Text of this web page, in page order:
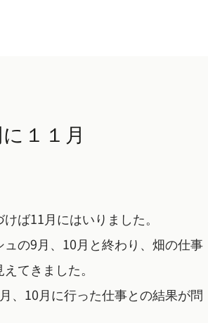
１１月
ば11月にはいりました。
の9月、10月と終わり、畑の仕事
てきました。
、10月に行った仕事との結果が問